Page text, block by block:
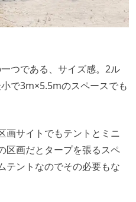
つである、サイズ感。2ル
で3m×5.5mのスペースでも
画サイトでもテントとミニ
区画だとタープを張るスペ
テントなのでその必要もな